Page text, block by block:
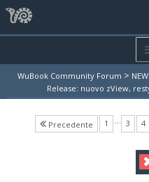
WuBook Community Forum >
Release: nuovo zView,
Precedente 1 … 3 4